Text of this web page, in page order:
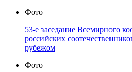
Фото
53-е заседание Всемирного
российских
рубежом
Фото